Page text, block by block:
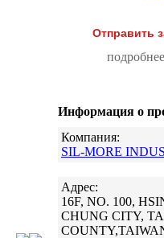
Отправить
Информация о
Компания:
SIL-MORE
Адрес:
16F, NO. 100,
CHUNG CITY,